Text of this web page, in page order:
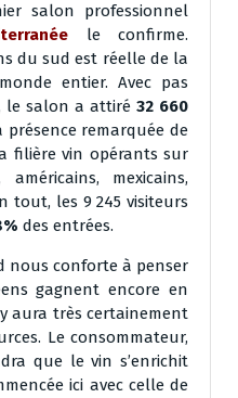
salon professionnel
le confirme.
du sud est réelle de la
entier. Avec pas
le salon a attiré 32 660
présence remarquée de
filière vin opérants sur
mexicains,
tout, les 9 245 visiteurs
des entrées.
nous conforte à penser
gagnent encore en
aura très certainement
Le consommateur,
que le vin s’enrichit
ici avec celle de